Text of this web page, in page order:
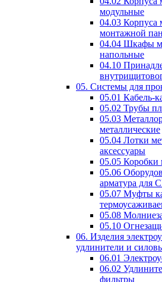
модульные
04.03 Корпуса
монтажной
04.04 Шкафы
напольные
04.10
05. Системы для
05.01 Кабель-
05.02 Трубы
05.03
металлические
05.04 Лотки
аксессуары
05.05
05.06
арматура для
05.07 Муфты
05.08
05.10
06. Изделия
удлинители и
06.01
06.02
фильтры